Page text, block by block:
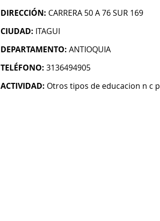
DIRECCIÓN: CARRERA 50 A 76 SUR 169
CIUDAD: ITAGUI
DEPARTAMENTO: ANTIOQUIA
TELÉFONO: 3136494905
ACTIVIDAD: Otros tipos de educacion n c p